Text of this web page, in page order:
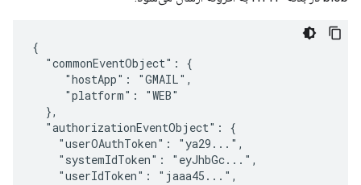
{
  "commonEventObject": {
     "hostApp": "GMAIL",
     "platform": "WEB"
  },
  "authorizationEventObject": {
    "userOAuthToken": "ya29...",
    "systemIdToken": "eyJhbGc...",
    "userIdToken": "jaaa45...",